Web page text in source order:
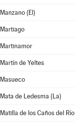
Manzano (El)
Martiago
Martinamor
Martín de Yeltes
Masueco
Mata de Ledesma (La)
Matilla de los Caños del Río